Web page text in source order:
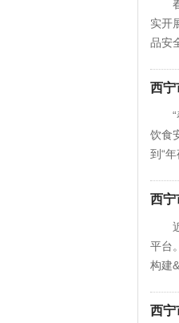
实开
品安
西宁
饮食
到“年
西宁
平台
构建
西宁